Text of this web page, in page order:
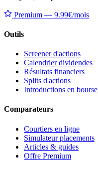
Premium — 9.99€/mois
Outils
Screener d'actions
Calendrier dividendes
Résultats financiers
Splits d'actions
Introductions en bourse
Comparateurs
Courtiers en ligne
Simulateur placements
Articles & guides
Offre Premium